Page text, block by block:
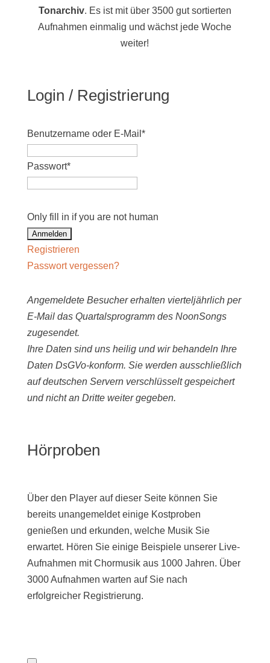
Tonarchiv. Es ist mit über 3500 gut sortierten
Aufnahmen einmalig und wächst jede Woche
weiter!
Login / Registrierung
Benutzername oder E-Mail *
Passwort*
Only fill in if you are not human
Registrieren
Passwort vergessen?
Angemeldete Besucher erhalten vierteljährlich per
E-Mail das Quartalsprogramm des NoonSongs
zugesendet.
Ihre Daten sind uns heilig und wir behandeln Ihre
Daten DsGVo-konform. Sie werden ausschließlich
auf deutschen Servern verschlüsselt gespeichert
und nicht an Dritte weiter gegeben.
Hörproben
Über den Player auf dieser Seite können Sie
bereits unangemeldet einige Kostproben
genießen und erkunden, welche Musik Sie
erwartet. Hören Sie einige Beispiele unserer Live-
Aufnahmen mit Chormusik aus 1000 Jahren. Über
3000 Aufnahmen warten auf Sie nach
erfolgreicher Registrierung.